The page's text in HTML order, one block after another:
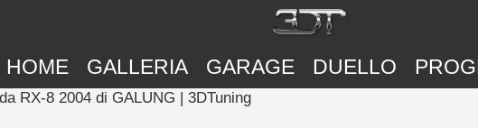
HOME GALLERIA GARAGE DUELLO
RX-8 2004 di GALUNG | 3DTuning